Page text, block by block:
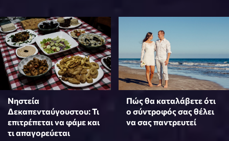
Νηστεία
Δεκαπενταύγουστου: Τι
επιτρέπεται να φάμε και
τι απαγορεύεται
Πώς θα καταλάβετε ότι
ο σύντροφός σας θέλει
να σας παντρευτεί